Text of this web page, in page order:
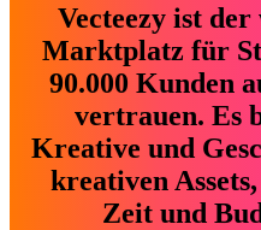
Vecteezy ist
Marktplatz für
90.000 Kunden
vertrauen. Es
Kreative und
kreativen
Zeit und